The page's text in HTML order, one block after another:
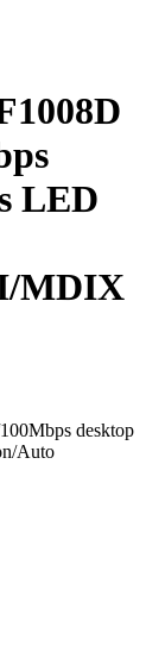
LED
MDIX
desktop
Auto